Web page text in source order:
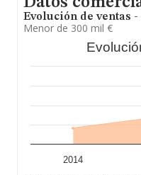
Evolución de ventas
Menor de 300 mil €
2014